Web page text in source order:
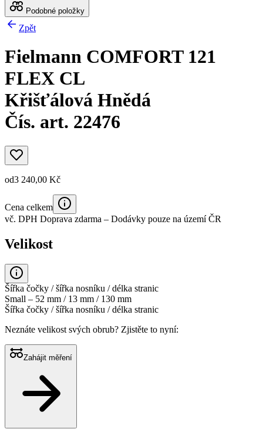
Podobné položky
Zpět
Fielmann COMFORT 121
FLEX CL
Křišťálová Hnědá
Čís. art. 22476
od3 240,00 Kč
Cena celkem
vč. DPH Doprava zdarma – Dodávky pouze na území ČR
Velikost
Šířka čočky / šířka nosníku / délka stranic
Small – 52 mm / 13 mm / 130 mm
Šířka čočky / šířka nosníku / délka stranic
Neznáte velikost svých obrub? Zjistěte to nyní:
Zahájit měření